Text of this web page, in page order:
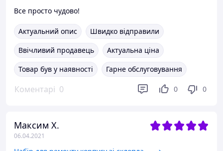
Все просто чудово!
Актуальний опис
Швидко відправили
Ввічливий продавець
Актуальна ціна
Товар був у наявності
Гарне обслуговування
Коментарі 0 0 0
Максим Х.
06.04.2021